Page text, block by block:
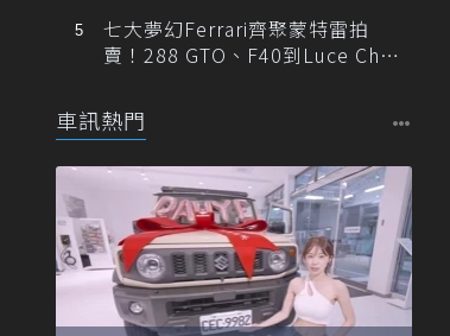
七大夢幻Ferrari齊聚蒙特雷拍
賣！288 GTO、F40到Luce Cha
車訊熱門